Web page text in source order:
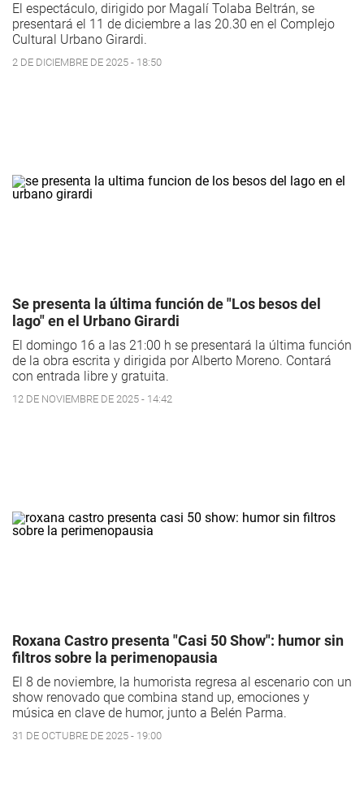
El espectáculo, dirigido por Magalí Tolaba Beltrán, se
presentará el 11 de diciembre a las 20.30 en el Complejo
Cultural Urbano Girardi.
2 DE DICIEMBRE DE 2025 - 18:50
Se presenta la última función de "Los besos del
lago" en el Urbano Girardi
El domingo 16 a las 21:00 h se presentará la última función
de la obra escrita y dirigida por Alberto Moreno. Contará
con entrada libre y gratuita.
12 DE NOVIEMBRE DE 2025 - 14:42
Roxana Castro presenta "Casi 50 Show": humor sin
filtros sobre la perimenopausia
El 8 de noviembre, la humorista regresa al escenario con un
show renovado que combina stand up, emociones y
música en clave de humor, junto a Belén Parma.
31 DE OCTUBRE DE 2025 - 19:00